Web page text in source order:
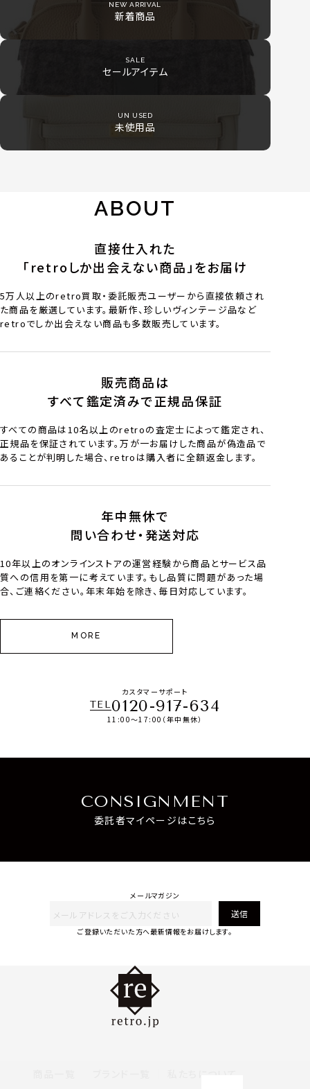
NEW ARRIVAL
新着商品
SALE
セールアイテム
UN USED
未使用品
ABOUT
直接仕入れた
「retroしか出会えない商品」をお届け
5万人以上のretro買取・委託販売ユーザーから直接依頼され
た商品を厳選しています。最新作、珍しいヴィンテージ品など
retroでしか出会えない商品も多数販売しています。
販売商品は
すべて鑑定済みで正規品保証
すべての商品は10名以上のretroの査定士によって鑑定され、
正規品を保証されています。万が一お届けした商品が偽造品で
あることが判明した場合、retroは購入者に全額返金します。
年中無休で
問い合わせ・発送対応
10年以上のオンラインストアの運営経験から商品とサービス品
質への信用を第一に考えています。もし品質に問題があった場
合、ご連絡ください。年末年始を除き、毎日対応しています。
MORE
カスタマーサポート
TEL0120-917-634
11:00～17:00（年中無休）
CONSIGNMENT
委託者マイページはこちら
メールマガジン
送信
ご登録いただいた方へ最新情報をお届けします。